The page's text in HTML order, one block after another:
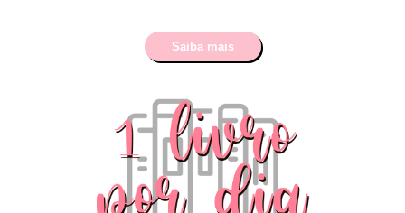
Saiba mais